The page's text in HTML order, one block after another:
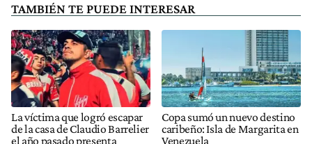
TAMBIÉN TE PUEDE INTERESAR
La víctima que logró escapar
de la casa de Claudio Barrelier
el año pasado presenta
Copa sumó un nuevo destino
caribeño: Isla de Margarita en
Venezuela